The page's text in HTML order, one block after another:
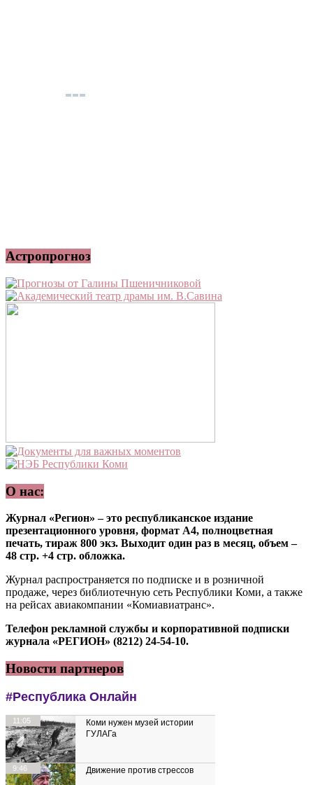
Астропрогноз
О нас:
Журнал «Регион» – это республиканское издание
презентационного уровня, формат А4, полноцветная
печать, тираж 800 экз. Выходит один раз в месяц, объем –
48 стр. +4 стр. обложка.
Журнал распространяется по подписке и в розничной
продаже, через библиотечную сеть Республики Коми, а также
на рейсах авиакомпании «Комиавиатранс».
Телефон рекламной службы и корпоративной подписки
журнала «РЕГИОН» (8212) 24-54-10.
Новости партнеров